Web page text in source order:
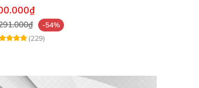
-54%
(229)